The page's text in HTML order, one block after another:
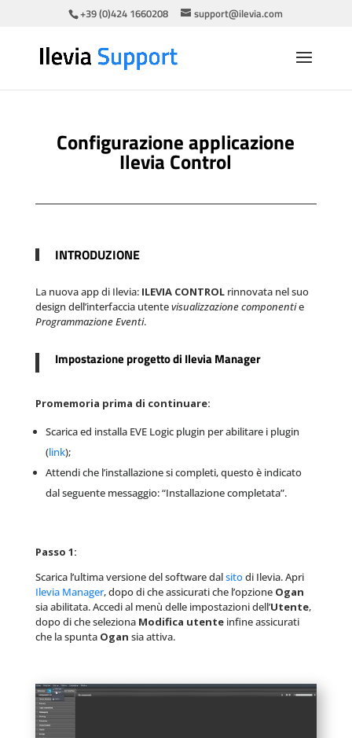
+39 (0)424 1660208 support@ilevia.com
Configurazione applicazione
Ilevia Control
INTRODUZIONE
La nuova app di Ilevia: ILEVIA CONTROLrinnovata nel suo
design dell’interfaccia utentevisualizzazione componentie
Programmazione Eventi.
Impostazione progetto di Ilevia Manager
Promemoria prima di continuare:
Scarica ed installa EVE Logic plugin per abilitare i plugin
(link);
Attendi che l’installazione si completi, questo è indicato
dal seguente messaggio: “Installazione completata”.
Passo 1:
Scarica l’ultima versione del software dalsitodi Ilevia. Apri
Ilevia Manager, dopo di che assicurati che l’opzione Ogan
sia abilitata. Accedi al menù delle impostazioni dell’Utente,
dopo di che seleziona Modifica utenteinfine assicurati
che la spunta Ogan sia attiva.